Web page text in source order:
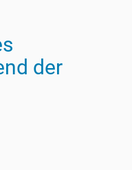
der